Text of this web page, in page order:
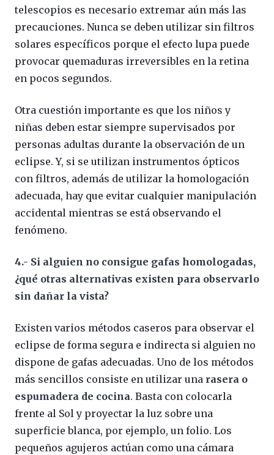
telescopios es necesario extremar aún más las
precauciones. Nunca se deben utilizar sin filtros
solares específicos porque el efecto lupa puede
provocar quemaduras irreversibles en la retina
en pocos segundos.
Otra cuestión importante es que los niños y
niñas deben estar siempre supervisados por
personas adultas durante la observación de un
eclipse. Y, si se utilizan instrumentos ópticos
con filtros, además de utilizar la homologación
adecuada, hay que evitar cualquier manipulación
accidental mientras se está observando el
fenómeno.
4.- Si alguien no consigue gafas homologadas,
¿qué otras alternativas existen para observarlo
sin dañar la vista?
Existen varios métodos caseros para observar el
eclipse de forma segura e indirecta si alguien no
dispone de gafas adecuadas. Uno de los métodos
más sencillos consiste en utilizar una rasera o
espumadera de cocina. Basta con colocarla
frente al Sol y proyectar la luz sobre una
superficie blanca, por ejemplo, un folio. Los
pequeños agujeros actúan como una cámara